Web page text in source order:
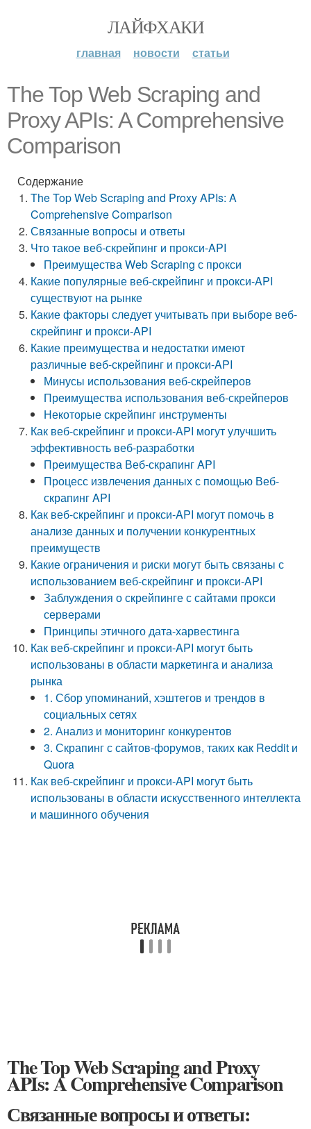
ЛАЙФХАКИ
главная новости статьи
The Top Web Scraping and
Proxy APIs: A Comprehensive
Comparison
Содержание
The Top Web Scraping and Proxy APIs: A
Comprehensive Comparison
Связанные вопросы и ответы
Что такое веб-скрейпинг и прокси-API
Преимущества Web Scraping с прокси
Какие популярные веб-скрейпинг и прокси-API
существуют на рынке
Какие факторы следует учитывать при выборе веб-
скрейпинг и прокси-API
Какие преимущества и недостатки имеют
различные веб-скрейпинг и прокси-API
Минусы использования веб-скрейперов
Преимущества использования веб-скрейперов
Некоторые скрейпинг инструменты
Как веб-скрейпинг и прокси-API могут улучшить
эффективность веб-разработки
Преимущества Веб-скрапинг API
Процесс извлечения данных с помощью Веб-
скрапинг API
Как веб-скрейпинг и прокси-API могут помочь в
анализе данных и получении конкурентных
преимуществ
Какие ограничения и риски могут быть связаны с
использованием веб-скрейпинг и прокси-API
Заблуждения о скрейпинге с сайтами прокси
серверами
Принципы этичного дата-харвестинга
Как веб-скрейпинг и прокси-API могут быть
использованы в области маркетинга и анализа
рынка
1. Сбор упоминаний, хэштегов и трендов в
социальных сетях
2. Анализ и мониторинг конкурентов
3. Скрапинг с сайтов-форумов, таких как Reddit и
Quora
Как веб-скрейпинг и прокси-API могут быть
использованы в области искусственного интеллекта
и машинного обучения
The Top Web Scraping and Proxy
APIs: A Comprehensive Comparison
Связанные вопросы и ответы: